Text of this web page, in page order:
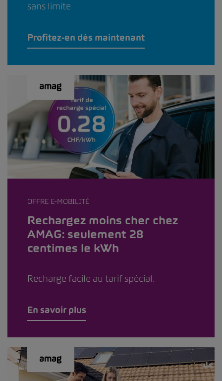
sans limite
Profitez-en dès maintenant
OFFRE E-MOBILITÉ
Rechargez moins cher chez
AMAG: seulement 28
centimes le kWh
Recharge facile au tarif spécial.
En savoir plus